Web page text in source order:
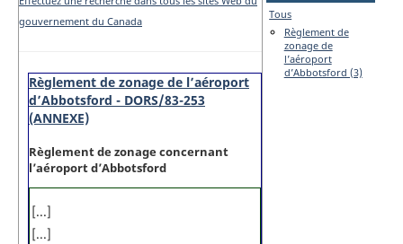
gouvernement du Canada
Règlement de zonage de l’aéroport
d’Abbotsford - DORS/83-253
(ANNEXE)
Règlement de zonage concernant
l’aéroport d’Abbotsford
[...]
[...]
Tous
Règlement de
zonage de
l’aéroport
d’Abbotsford (3)